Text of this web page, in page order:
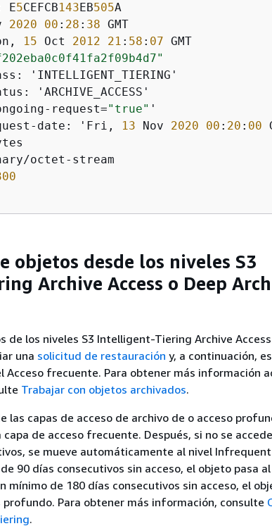
E5CEFCB143EB505
2020 00 : 28 : 38
15 Oct 2012 21 : 58 : 07
request="true"
date: 'Fri, 13 Nov 2020 00 : 20 : 00
objetos desde los niveles S3
Archive Access o Deep
de los niveles S3 Intelligent-Tiering Archive
una solicitud de restauración y, a continuación,
Acceso frecuente. Para obtener más información
Trabajar con objetos archivados.
las capas de acceso de archivo de o acceso
de acceso frecuente. Después, si no se
se mueve automáticamente al nivel Infrequent
90 días consecutivos sin acceso, el objeto pasa
mínimo de 180 días consecutivos sin acceso, el
profundo. Para obtener más información, consulte
.